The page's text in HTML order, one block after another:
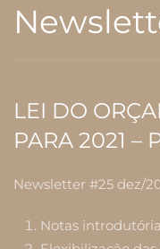
LEI DO
PARA 2021 –
Newsletter #25 dez/
Notas